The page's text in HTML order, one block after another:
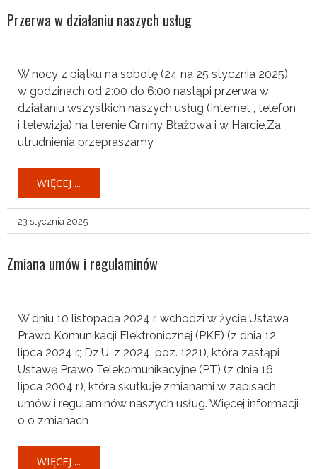
Przerwa w działaniu naszych usług
W nocy z piątku na sobotę (24 na 25 stycznia 2025)
w godzinach od 2:00 do 6:00 nastąpi przerwa w
działaniu wszystkich naszych usług (Internet , telefon
i telewizja) na terenie Gminy Błażowa i w Harcie.Za
utrudnienia przepraszamy.
WIĘCEJ ...
23 stycznia 2025
Zmiana umów i regulaminów
W dniu 10 listopada 2024 r. wchodzi w życie Ustawa
Prawo Komunikacji Elektronicznej (PKE) (z dnia 12
lipca 2024 r.; Dz.U. z 2024, poz. 1221), która zastąpi
Ustawę Prawo Telekomunikacyjne (PT) (z dnia 16
lipca 2004 r.), która skutkuje zmianami w zapisach
umów i regulaminów naszych usług. Więcej informacji
o o zmianach
WIĘCEJ ...